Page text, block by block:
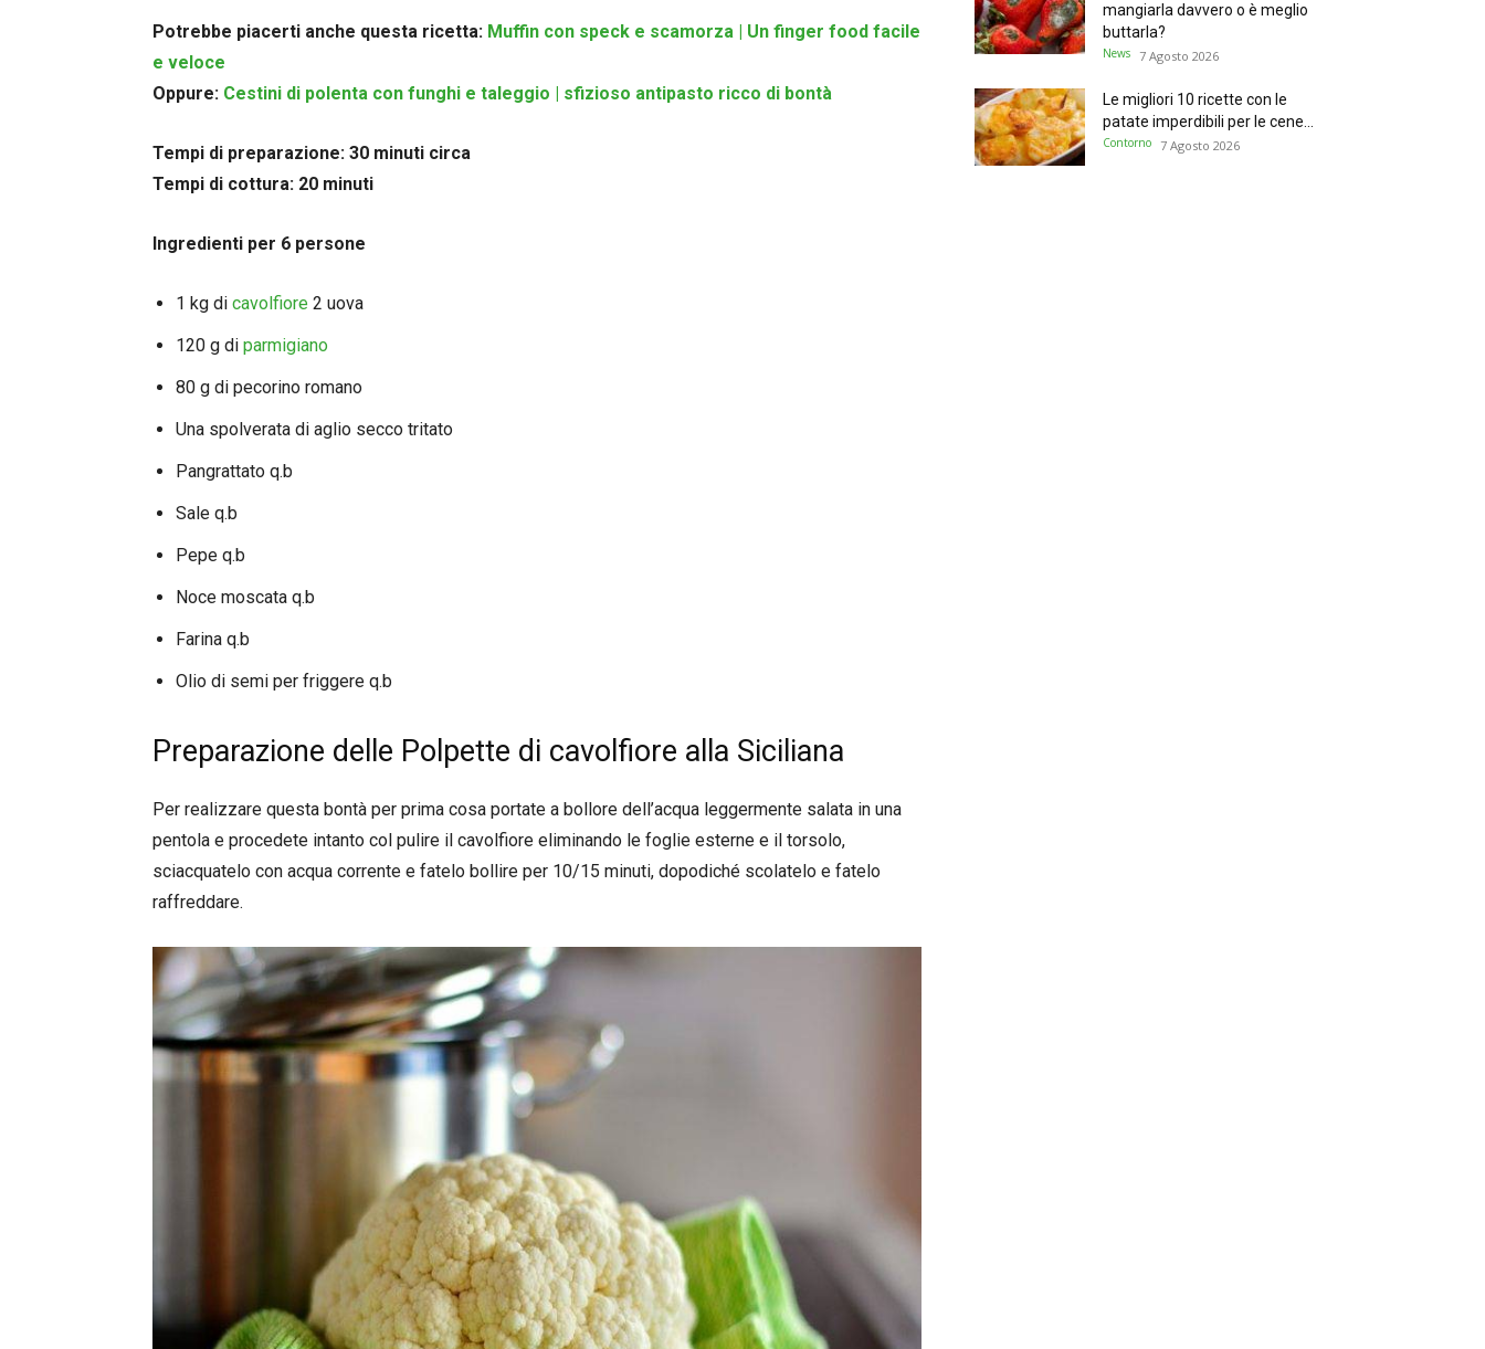
Potrebbe piacerti anche questa ricetta: Muffin con speck e scamorza | Un finger food facile
e veloce
Oppure: Cestini di polenta con funghi e taleggio | sfizioso antipasto ricco di bontà
Tempi di preparazione: 30 minuti circa
Tempi di cottura: 20 minuti
Ingredienti per 6 persone
1 kg di cavolfiore 2 uova
120 g di parmigiano
80 g di pecorino romano
Una spolverata di aglio secco tritato
Pangrattato q.b
Sale q.b
Pepe q.b
Noce moscata q.b
Farina q.b
Olio di semi per friggere q.b
Preparazione delle Polpette di cavolfiore alla Siciliana
Per realizzare questa bontà per prima cosa portate a bollore dell’acqua leggermente salata in una
pentola e procedete intanto col pulire il cavolfiore eliminando le foglie esterne e il torsolo,
sciacquatelo con acqua corrente e fatelo bollire per 10/15 minuti, dopodiché scolatelo e fatelo
raffreddare.
mangiarla davvero o è meglio
buttarla?
News 7 Agosto 2026
Le migliori 10 ricette con le
patate imperdibili per le cene...
Contorno 7 Agosto 2026